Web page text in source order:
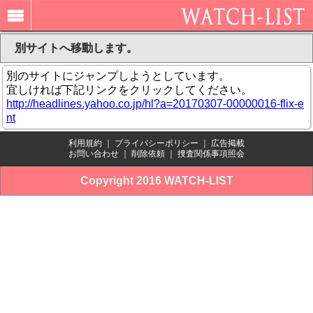
別サイトへ移動します。
別のサイトにジャンプしようとしています。
宜しければ下記リンクをクリックしてください。
http://headlines.yahoo.co.jp/hl?a=20170307-00000016-flix-e
nt
利用規約 プライバシーポリシー
広告掲載
お問い合わせ
削除依頼 捜査関係事項照会
Copyright 2016 WATCH-LIST